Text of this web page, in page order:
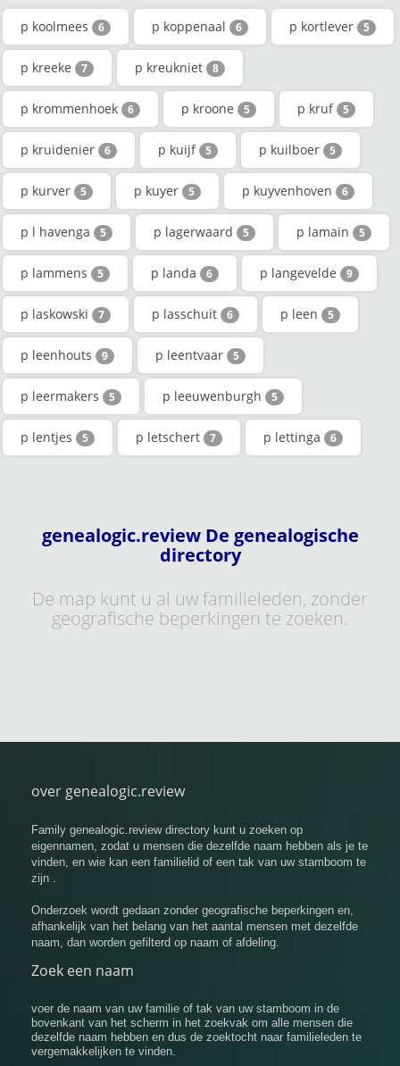
p koolmees 6 p koppenaal 6 p kortlever 5
p kreeke 7 p kreukniet 8
p krommenhoek 6 p kroone 5 p kruf 5
p kruidenier 6 p kuijf 5 p kuilboer 5
p kurver 5 p kuyer 5 p kuyvenhoven 6
p l havenga 5 p lagerwaard 5 p lamain 5
p lammens 5 p landa 6 p langevelde 9
p laskowski 7 p lasschuit 6 p leen 5
p leenhouts 9 p leentvaar 5
p leermakers 5 p leeuwenburgh 5
p lentjes 5 p letschert 7 p lettinga 6
genealogic.review De genealogische
directory
De map kunt u al uw familieleden, zonder
geografische beperkingen te zoeken.
over genealogic.review
Family genealogic.review directory kunt u zoeken op
eigennamen, zodat u mensen die dezelfde naam hebben als je te
vinden, en wie kan een familielid of een tak van uw stamboom te
zijn .
Onderzoek wordt gedaan zonder geografische beperkingen en,
afhankelijk van het belang van het aantal mensen met dezelfde
naam, dan worden gefilterd op naam of afdeling.
Zoek een naam
voer de naam van uw familie of tak van uw stamboom in de
bovenkant van het scherm in het zoekvak om alle mensen die
dezelfde naam hebben en dus de zoektocht naar familieleden te
vergemakkelijken te vinden.